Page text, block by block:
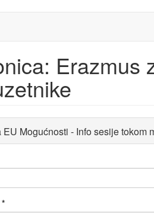
Erazmus
EU Mogućnosti - Info sesije tokom
*